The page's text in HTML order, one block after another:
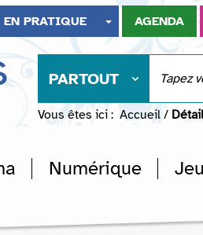
EN PRATIQUE AGENDA
PARTOUT
Vous êtes ici : Accueil /
Numérique